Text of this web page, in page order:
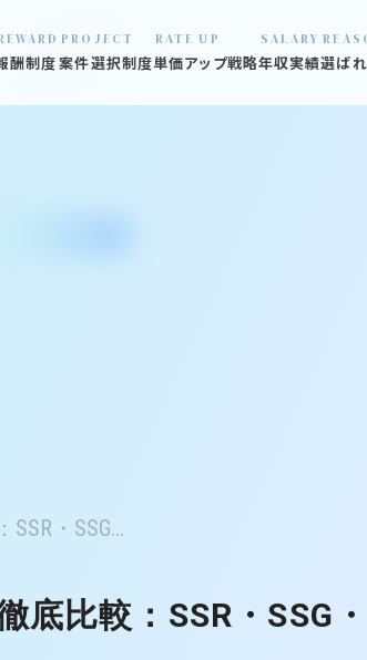
酬制度
PROJECT
案件選択制度
RATE UP
単価アップ戦略
SALARY
年収実績選ば
・SSG...
比較：SSR・SSG・